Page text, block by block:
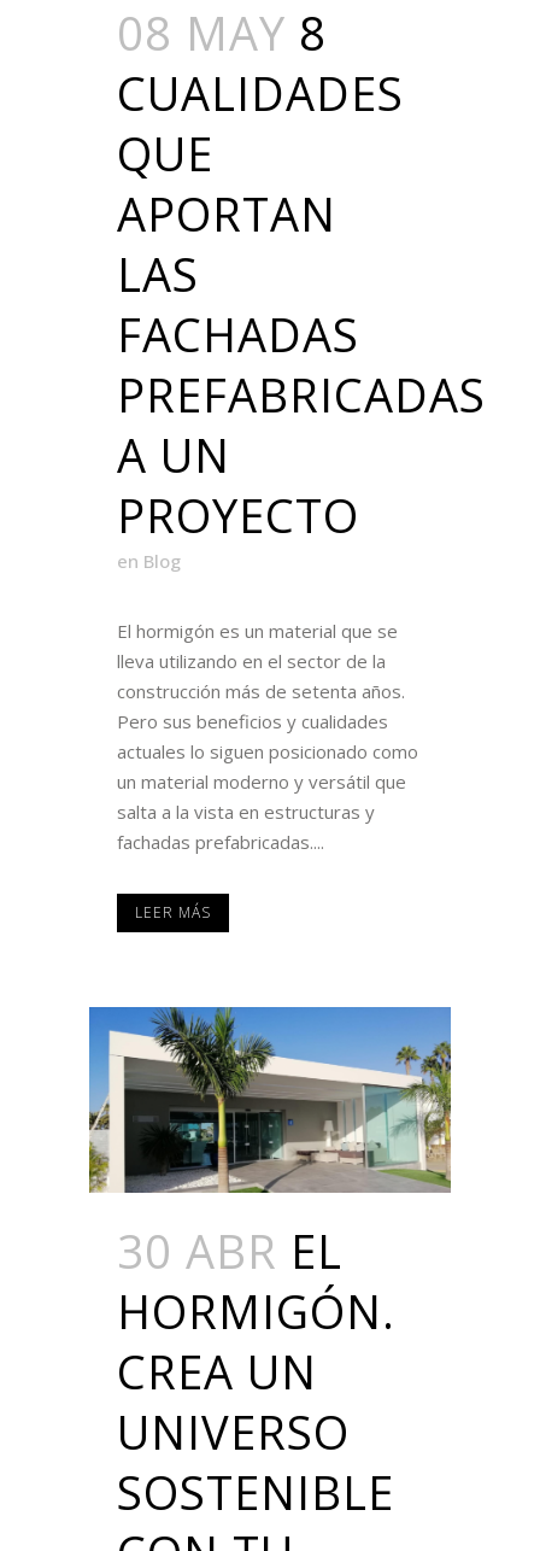
08 MAY 8
CUALIDADES
QUE
APORTAN
LAS
FACHADAS
PREFABRICADAS
A UN
PROYECTO
en Blog
El hormigón es un material que se
lleva utilizando en el sector de la
construcción más de setenta años.
Pero sus beneficios y cualidades
actuales lo siguen posicionado como
un material moderno y versátil que
salta a la vista en estructuras y
fachadas prefabricadas....
LEER MÁS
30 ABR EL
HORMIGÓN.
CREA UN
UNIVERSO
SOSTENIBLE